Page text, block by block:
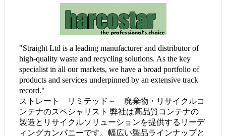
"Straight Ltd is a leading manufacturer and distributor of
high-quality waste and recycling solutions. As the key
specialist in all our markets, we have a broad portfolio of
products and services underpinned by an extensive track
record."
ストレート リミテッド～ 廃棄物・リサイクルコ
ンテナのスペシャリスト 弊社は高品質コンテナの
製造とリサイクルソリューションを提供するリーデ
ィングカンパニーです。幅広い製品ラインナップと